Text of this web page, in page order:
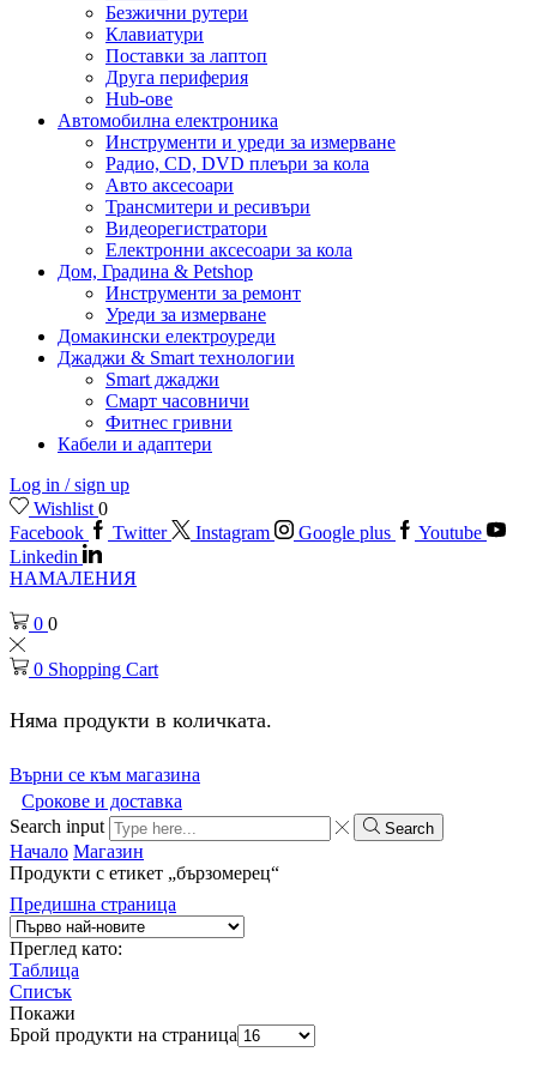
Безжични рутери
Клавиатури
Поставки за лаптоп
Друга периферия
Hub-ове
Автомобилна електроника
Инструменти и уреди за измерване
Радио, CD, DVD плеъри за кола
Авто аксесоари
Трансмитери и ресивъри
Видеорегистратори
Електронни аксесоари за кола
Дом, Градина & Petshop
Инструменти за ремонт
Уреди за измерване
Домакински електроуреди
Джаджи & Smart технологии
Smart джаджи
Смарт часовничи
Фитнес гривни
Кабели и адаптери
Log in / sign up
Wishlist 0
Facebook
Twitter Instagram Google plus
Youtube
Linkedin
НАМАЛЕНИЯ
0 0
0 Shopping Cart
Няма продукти в количката.
Върни се към магазина
Срокове и доставка
Search input
Search
Начало Магазин
Продукти с етикет „бързомерец“
Предишна страница
Преглед като:
Таблица
Списък
Покажи
Брой продукти на страница